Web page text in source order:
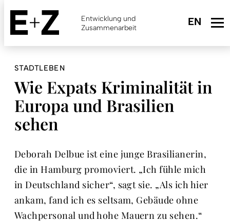
Skip
main
content
Entwicklung und
Zusammenarbeit
STADTLEBEN
Wie Expats Kriminalität in
Europa und Brasilien
sehen
Deborah Delbue ist eine junge Brasilianerin,
die in Hamburg promoviert. „Ich fühle mich
in Deutschland sicher“, sagt sie. „Als ich hier
ankam, fand ich es seltsam, Gebäude ohne
Wachpersonal und hohe Mauern zu sehen.“